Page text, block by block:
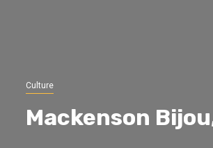
Culture
Mackenson